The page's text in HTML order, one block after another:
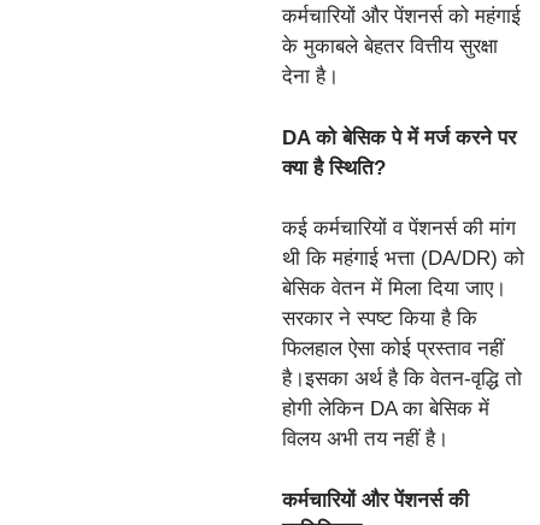
कर्मचारियों और पेंशनर्स को महंगाई
के मुकाबले बेहतर वित्तीय सुरक्षा
देना है।
DA को बेसिक पे में मर्ज करने पर
क्या है स्थिति?
कई कर्मचारियों व पेंशनर्स की मांग
थी कि महंगाई भत्ता (DA/DR) को
बेसिक वेतन में मिला दिया जाए।
सरकार ने स्पष्ट किया है कि
फिलहाल ऐसा कोई प्रस्ताव नहीं
है।इसका अर्थ है कि वेतन-वृद्धि तो
होगी लेकिन DA का बेसिक में
विलय अभी तय नहीं है।
कर्मचारियों और पेंशनर्स की